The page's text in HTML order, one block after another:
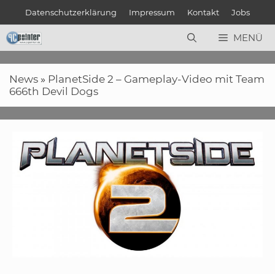
springen
Datenschutzerklärung Impressum Kontakt Jobs
MENÜ
News » PlanetSide 2 – Gameplay-Video mit Team
666th Devil Dogs